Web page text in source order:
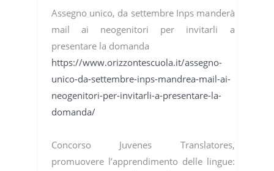
Assegno unico, da settembre Inps manderà
mail ai neogenitori per invitarli a
presentare la domanda
https://www.orizzontescuola.it/assegno-
unico-da-settembre-inps-mandrea-mail-ai-
neogenitori-per-invitarli-a-presentare-la-
domanda/
Concorso Juvenes Translatores,
promuovere l’apprendimento delle lingue: